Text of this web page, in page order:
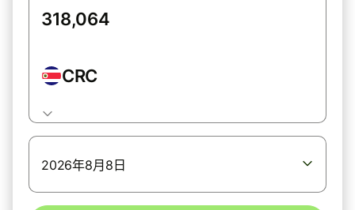
CRC
2026年8月8日